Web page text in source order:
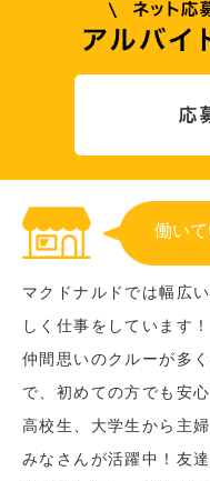
働い
マクドナルドでは幅広
しく仕事をしています！
仲間思いのクルーが多
で、初めての方でも安
高校生、大学生から主
みなさんが活躍中！友